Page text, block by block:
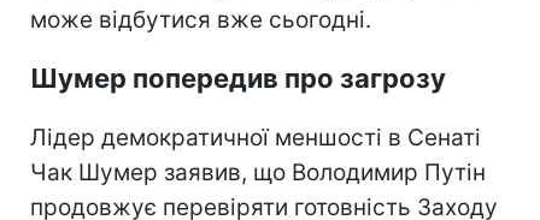
може відбутися вже сьогодні.
Шумер попередив про загрозу
Лідер демократичної меншості в Сенаті
Чак Шумер заявив, що Володимир Путін
продовжує перевіряти готовність Заходу